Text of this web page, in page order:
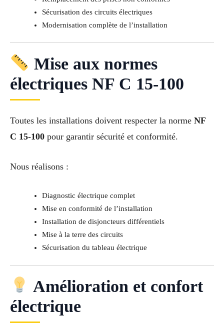
Sécurisation des circuits électriques
Modernisation complète de l’installation
Mise aux normes
électriques NF C 15-100
Toutes les installations doivent respecter la norme NF
C 15-100 pour garantir sécurité et conformité.
Nous réalisons :
Diagnostic électrique complet
Mise en conformité de l’installation
Installation de disjoncteurs différentiels
Mise à la terre des circuits
Sécurisation du tableau électrique
Amélioration et confort
électrique